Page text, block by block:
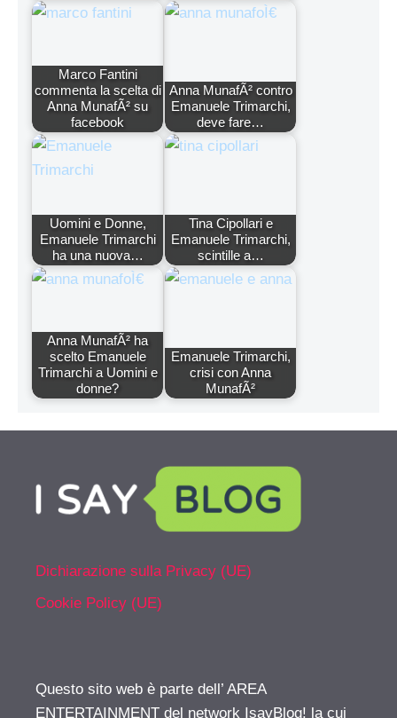
Marco Fantini
commenta la scelta di
Anna MunafÃ² su
facebook
Anna MunafÃ² contro
Emanuele Trimarchi,
deve fare…
Uomini e Donne,
Emanuele Trimarchi
ha una nuova…
Tina Cipollari e
Emanuele Trimarchi,
scintille a…
Anna MunafÃ² ha
scelto Emanuele
Trimarchi a Uomini e
donne?
Emanuele Trimarchi,
crisi con Anna
MunafÃ²
Dichiarazione sulla Privacy (UE)
Cookie Policy (UE)
Questo sito web è parte dell’ AREA
ENTERTAINMENT del network IsayBlog! la cui